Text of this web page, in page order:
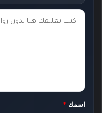
ت
ك
*
اسمك *